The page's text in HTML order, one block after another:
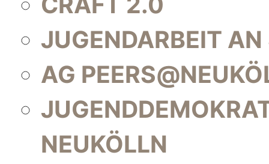
JUGENDARBEIT
AG
NEUKÖLLN